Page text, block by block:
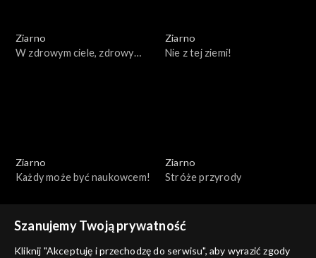
Ziarno
W zdrowym ciele, zdrowy
Ziarno
Nie z tej ziemi!
Ziarno
Każdy może być naukowcem!
Ziarno
Stróże przyrody
Szanujemy Twoją prywatność
Kliknij "Akceptuję i przechodzę do serwisu", aby wyrazić zgody